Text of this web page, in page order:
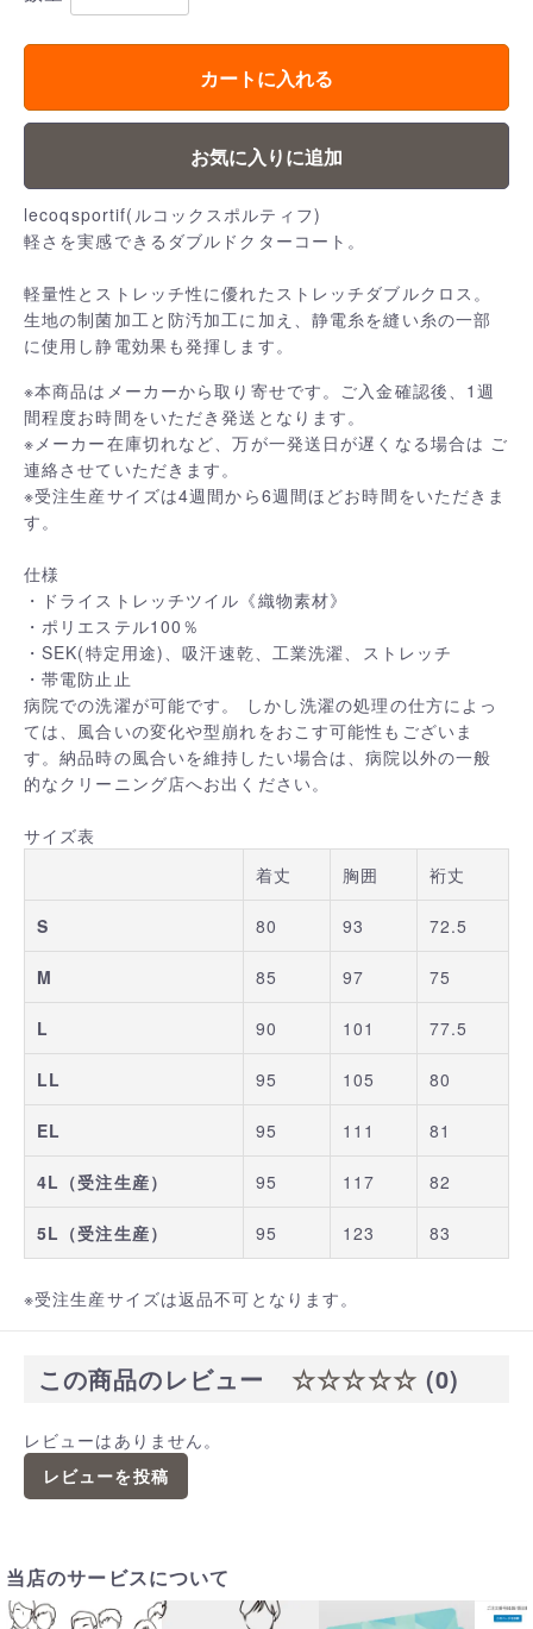
カートに入れる
お気に入りに追加
lecoqsportif(ルコックスポルティフ)
軽さを実感できるダブルドクターコート。
軽量性とストレッチ性に優れたストレッチダブルクロス。
生地の制菌加工と防汚加工に加え、静電糸を縫い糸の一部
に使用し静電効果も発揮します。
※本商品はメーカーから取り寄せです。ご入金確認後、1週
間程度お時間をいただき発送となります。
※メーカー在庫切れなど、万が一発送日が遅くなる場合は ご
連絡させていただきます。
※受注生産サイズは4週間から6週間ほどお時間をいただきま
す。
仕様
・ドライストレッチツイル《織物素材》
・ポリエステル100％
・SEK(特定用途)、吸汗速乾、工業洗濯、ストレッチ
・帯電防止止
病院での洗濯が可能です。 しかし洗濯の処理の仕方によっ
ては、風合いの変化や型崩れをおこす可能性もございま
す。納品時の風合いを維持したい場合は、病院以外の一般
的なクリーニング店へお出ください。
サイズ表
着丈
胸囲 裄丈
S 80 93 72.5
M 85 97 75
L 90 101 77.5
LL 95 105 80
EL 95 111 81
4L（受注生産） 95 117 82
5L（受注生産） 95 123 83
※受注生産サイズは返品不可となります。
この商品のレビュー ☆☆☆☆☆ (0)
レビューはありません。
レビューを投稿
当店のサービスについて